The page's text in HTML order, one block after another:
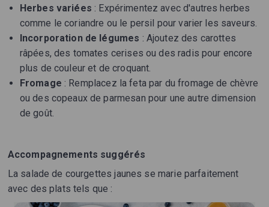
Herbes variées : Expérimentez avec d'autres herbes
comme le coriandre ou le persil pour varier les saveurs.
Incorporation de légumes : Ajoutez des carottes
râpées, des tomates cerises ou des radis pour encore
plus de couleur et de croquant.
Fromage : Remplacez la feta par du fromage de chèvre
ou des copeaux de parmesan pour une autre dimension
de goût.
Accompagnements suggérés
La salade de courgettes jaunes se marie parfaitement
avec des plats tels que :